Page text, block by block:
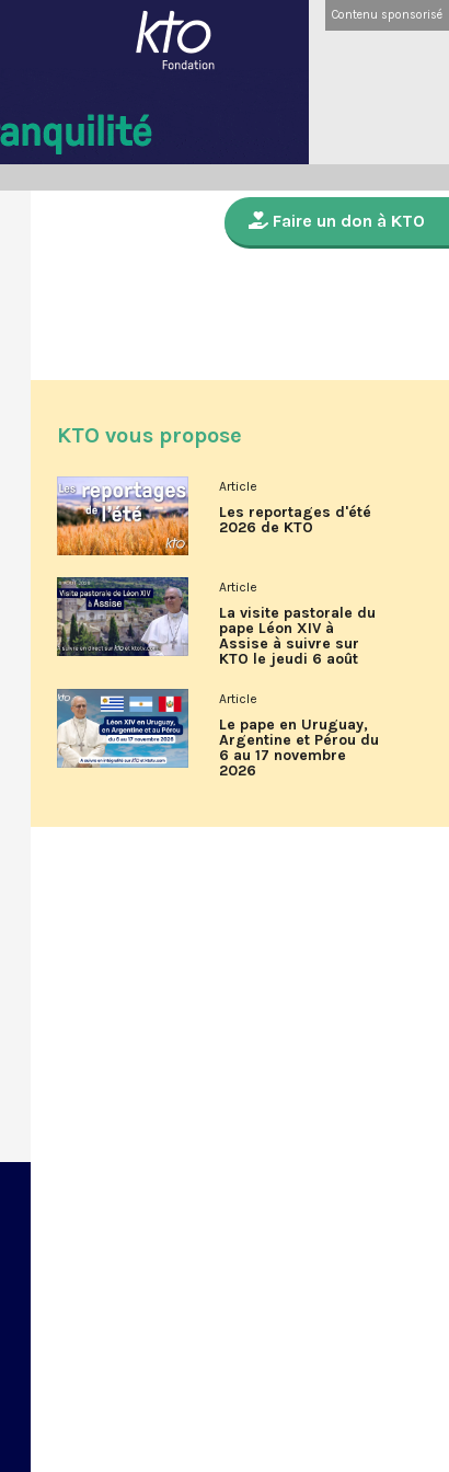
Contenu sponsorisé
Faire un don à KTO
KTO vous propose
Article
Les reportages d'été
2026 de KTO
Article
La visite pastorale du
pape Léon XIV à
Assise à suivre sur
KTO le jeudi 6 août
Article
Le pape en Uruguay,
Argentine et Pérou du
6 au 17 novembre
2026